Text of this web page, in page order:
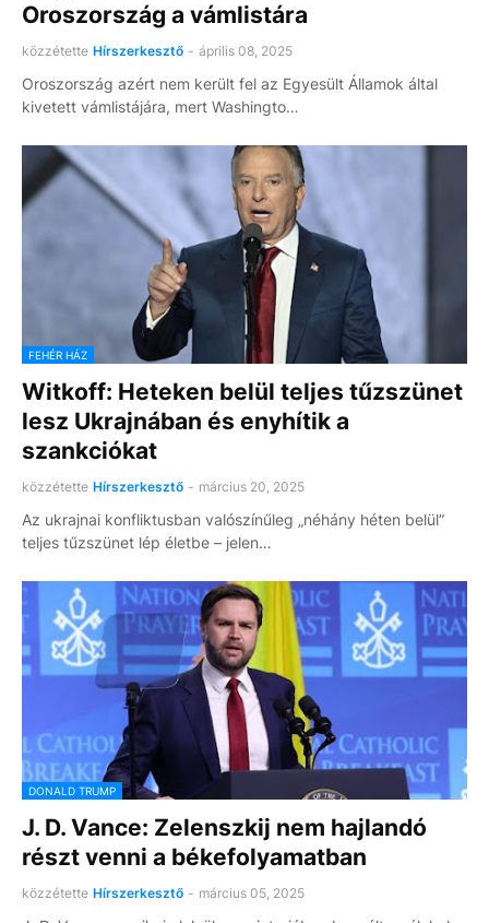
Oroszország a vámlistára
közzétette Hírszerkesztő - április 08, 2025
Oroszország azért nem került fel az Egyesült Államok által
kivetett vámlistájára, mert Washingto…
FEHÉR HÁZ
Witkoff: Heteken belül teljes tűzszünet
lesz Ukrajnában és enyhítik a
szankciókat
közzétette Hírszerkesztő - március 20, 2025
Az ukrajnai konfliktusban valószínűleg „néhány héten belül”
teljes tűzszünet lép életbe – jelen…
DONALD TRUMP
J. D. Vance: Zelenszkij nem hajlandó
részt venni a békefolyamatban
közzétette Hírszerkesztő - március 05, 2025